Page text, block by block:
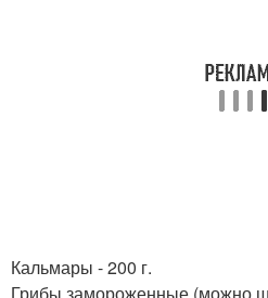
Кальмары - 200 г.